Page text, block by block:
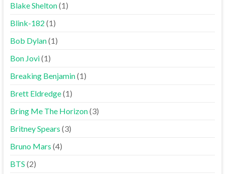
Blake Shelton(1)
Blink-182 (1)
Bob Dylan(1)
Bon Jovi(1)
Breaking Benjamin(1)
Brett Eldredge(1)
Bring Me The Horizon(3)
Britney Spears (3)
Bruno Mars (4)
BTS (2)